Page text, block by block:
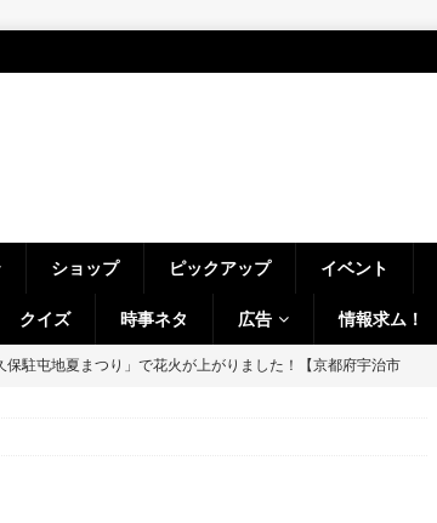
ショップ ピックアップ イベント
クイズ 時事ネタ 広告 情報求ム！
保駐屯地夏まつり」で花火が上がりました！【京都府宇治市
京都府久御山町】